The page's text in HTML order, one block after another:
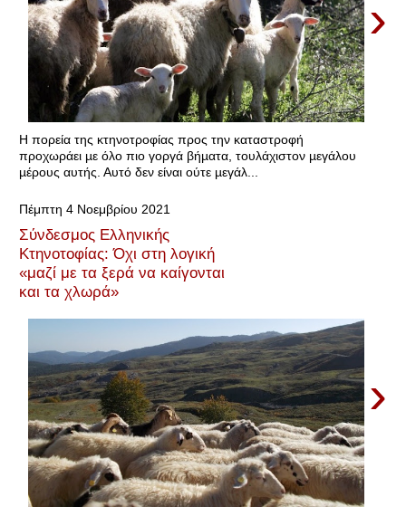
›
Η πορεία της κτηνοτροφίας προς την καταστροφή
προχωράει µε όλο πιο γοργά βήµατα, τουλάχιστον µεγάλου
µέρους αυτής. Αυτό δεν είναι ούτε µεγάλ...
Πέμπτη 4 Νοεμβρίου 2021
Σύνδεσμος Ελληνικής
Κτηνοτοφίας: Όχι στη λογική
«μαζί με τα ξερά να καίγονται
και τα χλωρά»
›